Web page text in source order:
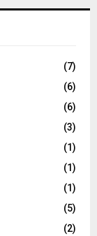
(7)
(6)
(6)
(3)
(1)
(1)
(1)
(5)
(2)